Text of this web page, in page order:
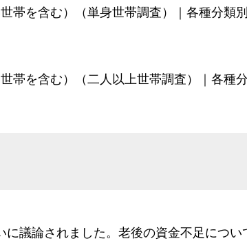
帯を含む）（単身世帯調査）｜各種分類
帯を含む）（二人以上世帯調査）｜各種
に議論されました。老後の資金不足につい